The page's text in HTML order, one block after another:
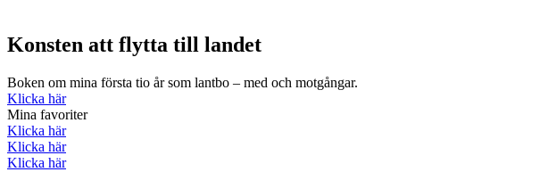
Konsten att flytta till landet
Boken om mina första tio år som lantbo – med och motgångar.
Klicka här
Mina favoriter
Klicka här
Klicka här
Klicka här